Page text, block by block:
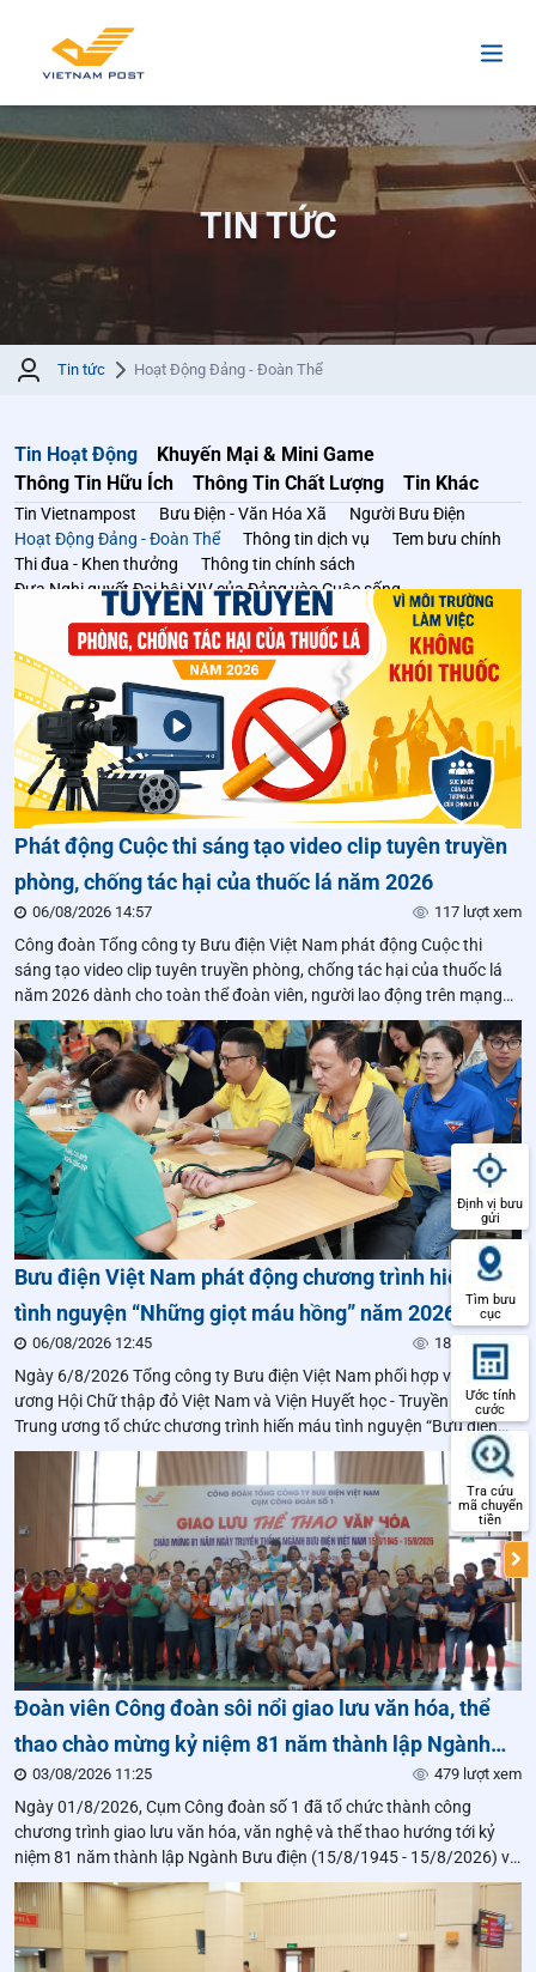
TIN TỨC
Tin tức Hoạt Động Đảng - Đoàn Thể
Tin Hoạt Động
Tin Vietnampost Bưu Điện - Văn Hóa Xã
Người Bưu Điện
Hoạt Động Đảng - Đoàn Thể
Thông tin dịch vụ
Tem bưu chính
Thi đua - Khen thưởng
Thông tin chính sách
Đưa Nghị quyết Đại hội XIV của Đảng vào Cuộc sống
hoạt động ngành
Khuyến Mại & Mini Game
Thông Tin Hữu Ích
Thông Tin Chất Lượng Tin Khác
Phát động Cuộc thi sáng tạo video clip tuyên truyền
phòng, chống tác hại của thuốc lá năm 2026
06/08/2026 14:57 117 lượt xem
Công đoàn Tổng công ty Bưu điện Việt Nam phát động Cuộc thi
sáng tạo video clip tuyên truyền phòng, chống tác hại của thuốc lá
năm 2026 dành cho toàn thể đoàn viên, người lao động trên mạng
lưới Bưu điện Việt Nam với chủ đề "Công đoàn cơ sở, đoàn viên,
người lao động chung tay xây dựng môi trường làm việc không khói
thuốc".
Bưu điện Việt Nam phát động chương trình hiến máu
tình nguyện “Những giọt máu hồng” năm 2026
06/08/2026 12:45 180 lượt xem
Ngày 6/8/2026 Tổng công ty Bưu điện Việt Nam phối hợp với Trung
ương Hội Chữ thập đỏ Việt Nam và Viện Huyết học - Truyền máu
Trung ương tổ chức chương trình hiến máu tình nguyện “Bưu điện
Việt Nam – Những giọt máu hồng” năm 2026.
Đoàn viên Công đoàn sôi nổi giao lưu văn hóa, thể
thao chào mừng kỷ niệm 81 năm thành lập Ngành
Bưu điện
03/08/2026 11:25 479 lượt xem
Ngày 01/8/2026, Cụm Công đoàn số 1 đã tổ chức thành công
chương trình giao lưu văn hóa, văn nghệ và thể thao hướng tới kỷ
niệm 81 năm thành lập Ngành Bưu điện (15/8/1945 - 15/8/2026) và
chào mừng các ngày lễ lớn của Thủ đô, đất nước.
Định vị bưu
gửi
Tìm bưu
cục
Ước tính
cước
Tra cứu
mã chuyển
tiền